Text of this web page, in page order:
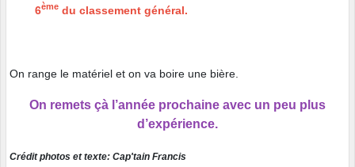
6ème du classement général.
On range le matériel et on va boire une bière.
On remets çà l’année prochaine avec un peu plus
d’expérience.
Crédit photos et texte: Cap'tain Francis